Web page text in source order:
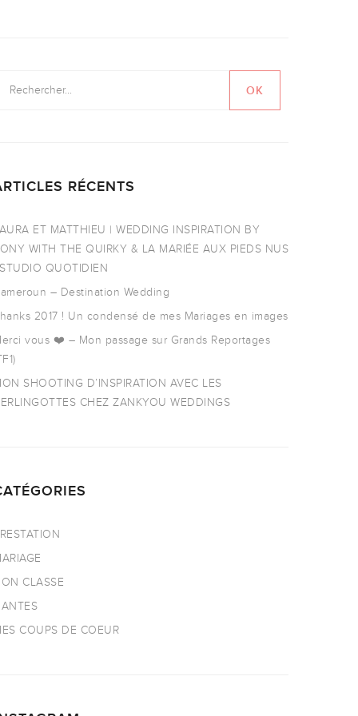
RÉCENTS
ET MATTHIEU | WEDDING INSPIRATION BY
WITH THE QUIRKY & LA MARIÉE AUX PIEDS NUS
QUOTIDIEN
– Destination Wedding
2017 ! Un condensé de mes Mariages en images
vous ❤️ – Mon passage sur Grands Reportages
SHOOTING D’INSPIRATION AVEC LES
CHEZ ZANKYOU WEDDINGS
CLASSE
COUPS DE COEUR